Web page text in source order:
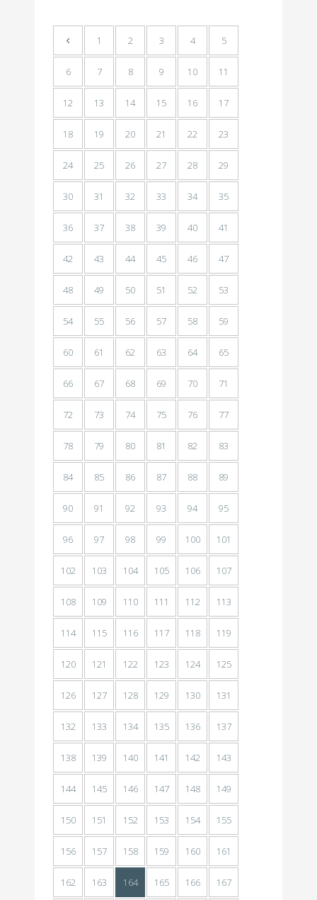
1 2 3 4 5
6 7 8 9 10 11
12 13 14 15 16 17
18 19 20 21 22 23
24 25 26 27 28 29
30 31 32 33 34 35
36 37 38 39 40 41
42 43 44 45 46 47
48 49 50 51 52 53
54 55 56 57 58 59
60 61 62 63 64 65
66 67 68 69 70 71
72 73 74 75 76 77
78 79 80 81 82 83
84 85 86 87 88 89
90 91 92 93 94 95
96 97 98 99 100 101
102 103 104 105 106 107
108 109 110 111 112 113
114 115 116 117 118 119
120 121 122 123 124 125
126 127 128 129 130 131
132 133 134 135 136 137
138 139 140 141 142 143
144 145 146 147 148 149
150 151 152 153 154 155
156 157 158 159 160 161
162 163 164 165 166 167